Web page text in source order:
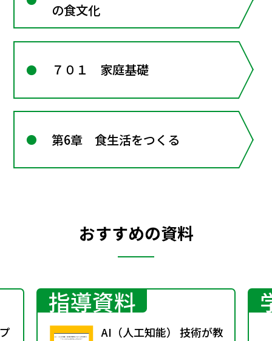
の食文化
７０１ 家庭基礎
第6章 食生活をつくる
おすすめの資料
指導資料
AI（人工知能） 技術が教